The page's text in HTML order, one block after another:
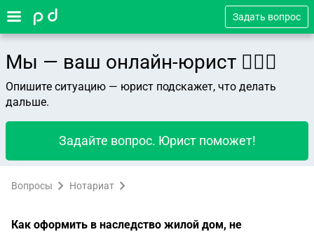
Задать вопрос
Мы — ваш онлайн-юрист 👨🏻‍⚖️
Опишите ситуацию — юрист подскажет, что делать
дальше.
Задайте вопрос. Юрист поможет!
Вопросы Нотариат
Как оформить в наследство жилой дом, не